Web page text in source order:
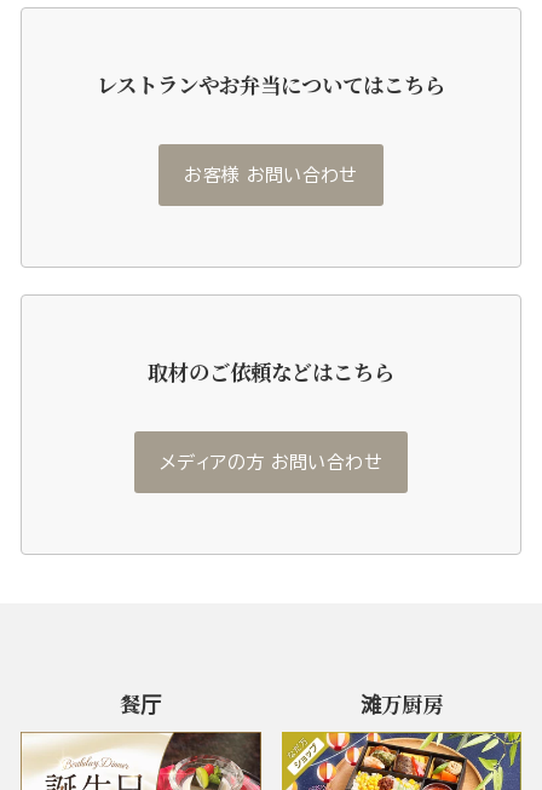
レストランやお弁当についてはこちら
お客様 お問い合わせ
取材のご依頼などはこちら
メディアの方 お問い合わせ
餐厅 滩万厨房